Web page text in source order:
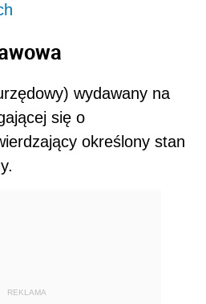
wydawany na
się o
określony stan
REKLAMA